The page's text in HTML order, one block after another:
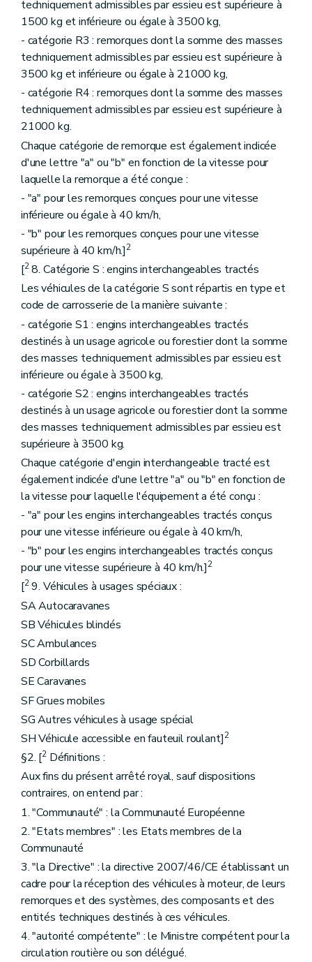
techniquement admissibles par essieu est supérieure à
1500 kg et inférieure ou égale à 3500 kg,
- catégorie R3 : remorques dont la somme des masses
techniquement admissibles par essieu est supérieure à
3500 kg et inférieure ou égale à 21000 kg,
- catégorie R4 : remorques dont la somme des masses
techniquement admissibles par essieu est supérieure à
21000 kg.
Chaque catégorie de remorque est également indicée
d'une lettre "a" ou "b" en fonction de la vitesse pour
laquelle la remorque a été conçue :
- "a" pour les remorques conçues pour une vitesse
inférieure ou égale à 40 km/h,
- "b" pour les remorques conçues pour une vitesse
supérieure à 40 km/h.]2
[28. Catégorie S : engins interchangeables tractés
Les véhicules de la catégorie S sont répartis en type et
code de carrosserie de la manière suivante :
- catégorie S1 : engins interchangeables tractés
destinés à un usage agricole ou forestier dont la somme
des masses techniquement admissibles par essieu est
inférieure ou égale à 3500 kg,
- catégorie S2 : engins interchangeables tractés
destinés à un usage agricole ou forestier dont la somme
des masses techniquement admissibles par essieu est
supérieure à 3500 kg.
Chaque catégorie d'engin interchangeable tracté est
également indicée d'une lettre "a" ou "b" en fonction de
la vitesse pour laquelle l'équipement a été conçu :
- "a" pour les engins interchangeables tractés conçus
pour une vitesse inférieure ou égale à 40 km/h,
- "b" pour les engins interchangeables tractés conçus
pour une vitesse supérieure à 40 km/h.]2
[29. Véhicules à usages spéciaux :
SA Autocaravanes
SB Véhicules blindés
SC Ambulances
SD Corbillards
SE Caravanes
SF Grues mobiles
SG Autres véhicules à usage spécial
SH Véhicule accessible en fauteuil roulant]2
§2. [2Définitions :
Aux fins du présent arrêté royal, sauf dispositions
contraires, on entend par :
1. "Communauté" : la Communauté Européenne
2. "Etats membres" : les Etats membres de la
Communauté
3. "la Directive" : la directive 2007/46/CE établissant un
cadre pour la réception des véhicules à moteur, de leurs
remorques et des systèmes, des composants et des
entités techniques destinés à ces véhicules.
4. "autorité compétente" : le Ministre compétent pour la
circulation routière ou son délégué.